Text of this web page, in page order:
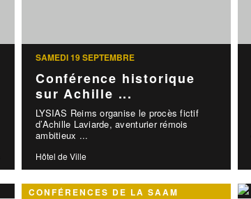
SAMEDI 19 SEPTEMBRE
Conférence historique
sur Achille ...
LYSIAS Reims organise le procès fictif
d’Achille Laviarde, aventurier rémois
ambitieux ...
Hôtel de Ville
CONFÉRENCES DE LA SAAM